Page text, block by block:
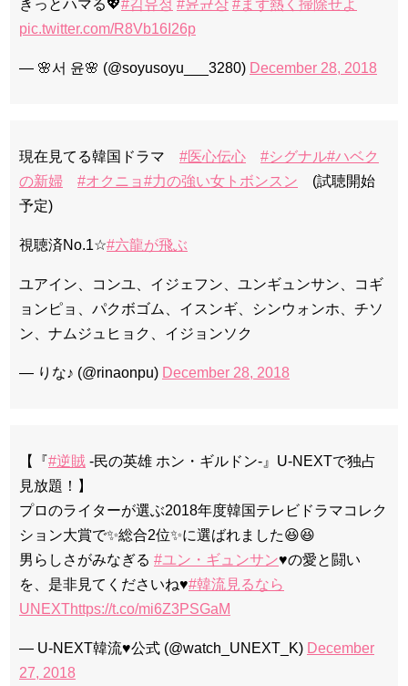
きっとハマる💖#김유정 #윤균상 #まず熱く掃除せよ
pic.twitter.com/R8Vb16I26p
— 🌸서 윤🌸 (@soyusoyu___3280) December 28, 2018
現在見てる韓国ドラマ #医心伝心 #シグナル#ハベク
の新婦
#オクニョ #力の強い女トボンスン (試聴開始
予定)
視聴済No.1☆#六龍が飛ぶ
ユアイン、コンユ、イジェフン、ユンギュンサン、コギ
ョンピョ、パクボゴム、イスンギ、シンウォンホ、チソ
ン、ナムジュヒョク、イジョンソク
— りな♪ (@rinaonpu) December 28, 2018
【『#逆賊 -民の英雄 ホン・ギルドン-』U-NEXTで独占
見放題！】
プロのライターが選ぶ2018年度韓国テレビドラマコレク
ション大賞で✨総合2位✨に選ばれました😆😆
男らしさがみなぎる #ユン・ギュンサン♥️の愛と闘い
を、是非見てくださいね♥️#韓流見るなら
UNEXThttps://t.co/mi6Z3PSGaM
— U-NEXT韓流♥公式 (@watch_UNEXT_K) December
27, 2018